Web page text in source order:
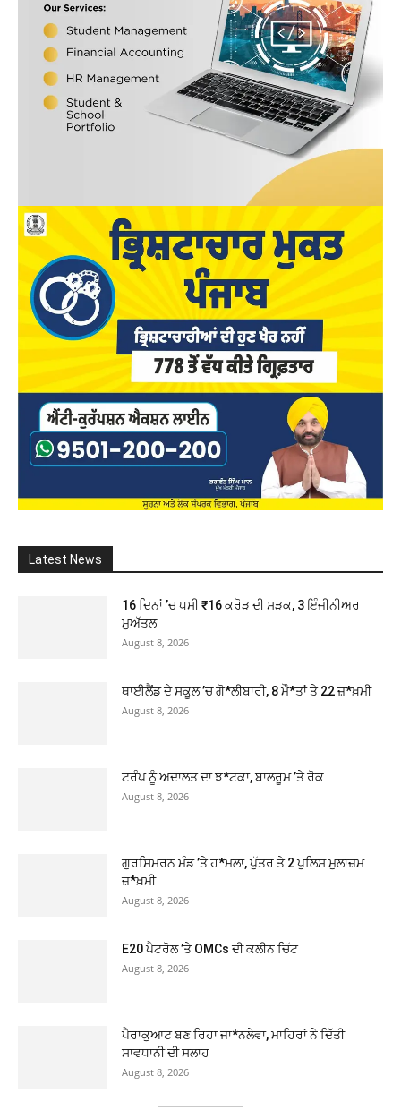
Latest News
16 ਦਿਨਾਂ ’ਚ ਧਸੀ ₹16 ਕਰੋੜ ਦੀ ਸੜਕ, 3 ਇੰਜੀਨੀਅਰ
ਮੁਅੱਤਲ
August 8, 2026
ਥਾਈਲੈਂਡ ਦੇ ਸਕੂਲ ’ਚ ਗੋ*ਲੀਬਾਰੀ, 8 ਮੌ*ਤਾਂ ਤੇ 22 ਜ਼*ਖ਼ਮੀ
August 8, 2026
ਟਰੰਪ ਨੂੰ ਅਦਾਲਤ ਦਾ ਝ*ਟਕਾ, ਬਾਲਰੂਮ ’ਤੇ ਰੋਕ
August 8, 2026
ਗੁਰਸਿਮਰਨ ਮੰਡ ’ਤੇ ਹ*ਮਲਾ, ਪੁੱਤਰ ਤੇ 2 ਪੁਲਿਸ ਮੁਲਾਜ਼ਮ
ਜ਼*ਖ਼ਮੀ
August 8, 2026
E20 ਪੈਟਰੋਲ ’ਤੇ OMCs ਦੀ ਕਲੀਨ ਚਿੱਟ
August 8, 2026
ਪੈਰਾਕੁਆਟ ਬਣ ਰਿਹਾ ਜਾ*ਨਲੇਵਾ, ਮਾਹਿਰਾਂ ਨੇ ਦਿੱਤੀ
ਸਾਵਧਾਨੀ ਦੀ ਸਲਾਹ
August 8, 2026